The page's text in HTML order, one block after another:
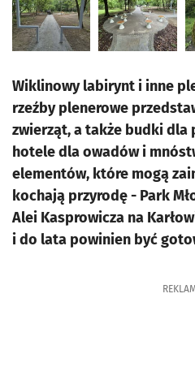
Wiklinowy labirynt i inne
rzeźby plenerowe
zwierząt, a także budki dla
hotele dla owadów i
elementów, które mogą
kochają przyrodę - Park
Alei Kasprowicza na
i do lata powinien być